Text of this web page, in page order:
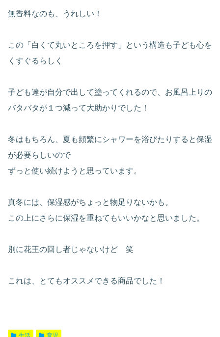
無香料なのも、うれしい！
この「白くて丸いところを押す」という構造も子ども心を
くすぐるらしく
子ども達が自分で出して塗ってくれるので、お風呂上りの
バタバタが１つ減って大助かりでした！
冬はもちろん、夏も頻繁にシャワーを浴びたりすると保湿
が必要らしいので
ずっと使い続けようと思っています。
真冬には、保湿感がちょっと物足りないかも。
この上にさらに保湿を重ねてもいいかなと思いました。
別に花王の回し者じゃないけど 笑
これは、とてもオススメできる商品でした！